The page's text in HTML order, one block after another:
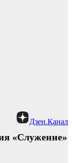
Дзен.Канал
«Служение»